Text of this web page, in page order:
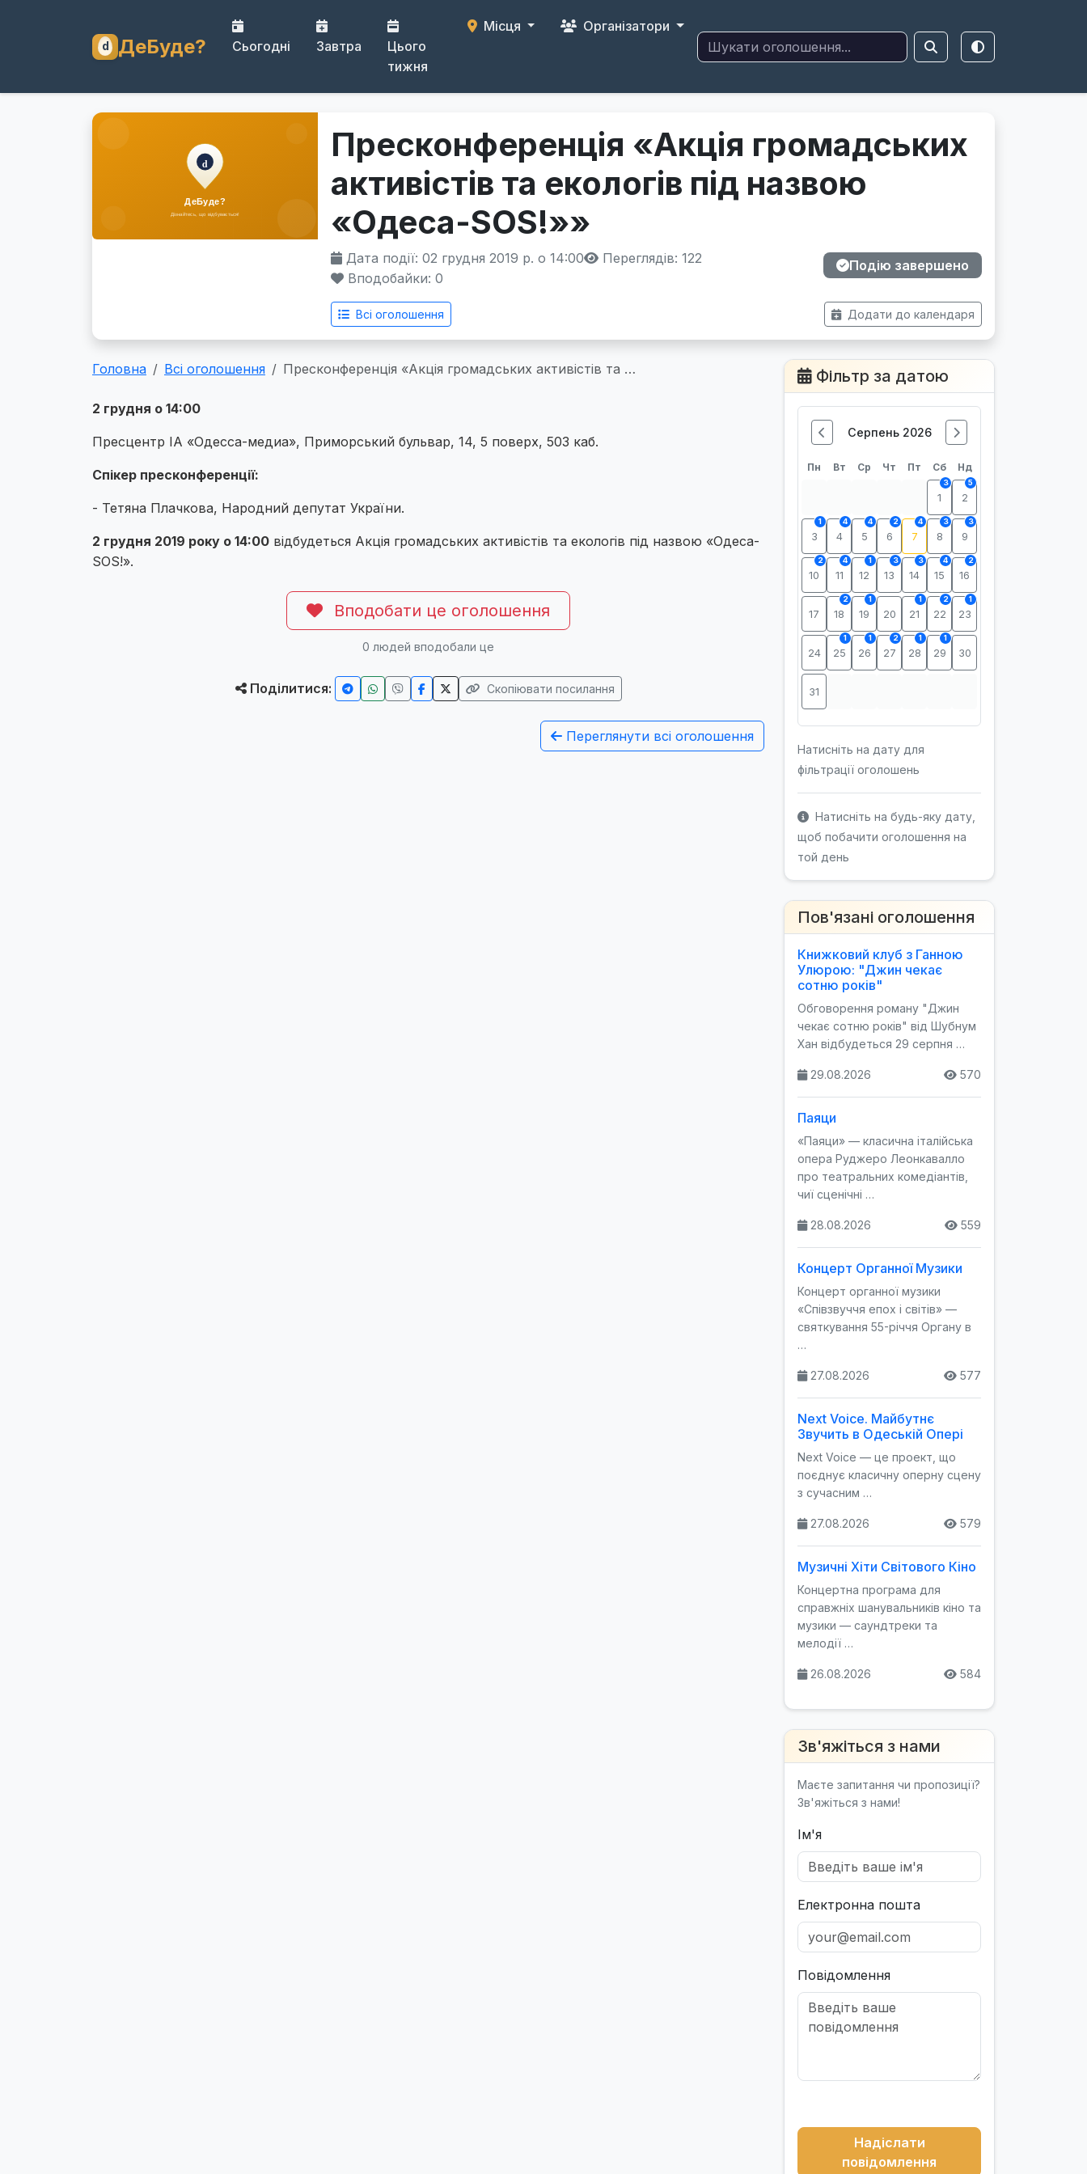
ДеБуде? Сьогодні Завтра
Цього
тижня
Місця Організатори
Пресконференція «Акція громадських
активістів та екологів під назвою
«Одеса-SOS!»»
Дата події: 02 грудня 2019 р. о 14:00
Переглядів: 122
Вподобайки: 0
Подію завершено
Всі оголошення Додати до календаря
Головна Всі оголошення Пресконференція «Акція громадських активістів та …
2 грудня о 14:00
Пресцентр ІА «Одесса-медиа», Приморський бульвар, 14, 5 поверх, 503 каб.
Спікер пресконференції:
- Тетяна Плачкова, Народний депутат України.
2 грудня 2019 року о 14:00 відбудеться Акція громадських активістів та екологів під назвою «Одеса-
SOS!».
Вподобати це оголошення
0 людей вподобали це
Поділитися: Скопіювати посилання
Переглянути всі оголошення
Фільтр за датою
Серпень 2026
Пн Вт Ср Чт Пт Сб Нд
1
3
2
5
3
1
4
4
5
4
6
2
7
4
8
3
9
3
10
2
11
4
12
1
13
3
14
3
15
4
16
2
17 18
2
19
1
20 21
1
22
2
23
1
24 25
1
26
1
27
2
28
1
29
1
30
31
Натисніть на дату для
фільтрації оголошень
Натисніть на будь-яку дату,
щоб побачити оголошення на
той день
Пов'язані оголошення
Книжковий клуб з Ганною
Улюрою: "Джин чекає
сотню років"
Обговорення роману "Джин
чекає сотню років" від Шубнум
Хан відбудеться 29 серпня …
29.08.2026 570
Паяци
«Паяци» — класична італійська
опера Руджеро Леонкавалло
про театральних комедіантів,
чиї сценічні …
28.08.2026 559
Концерт Органної Музики
Концерт органної музики
«Співзвуччя епох і світів» —
святкування 55-річчя Органу в
…
27.08.2026 577
Next Voice. Майбутнє
Звучить в Одеській Опері
Next Voice — це проект, що
поєднує класичну оперну сцену
з сучасним …
27.08.2026 579
Музичні Хіти Світового Кіно
Концертна програма для
справжніх шанувальників кіно та
музики — саундтреки та
мелодії …
26.08.2026 584
Зв'яжіться з нами
Маєте запитання чи пропозиції?
Зв'яжіться з нами!
Ім'я
Електронна пошта
Повідомлення
Надіслати
повідомлення